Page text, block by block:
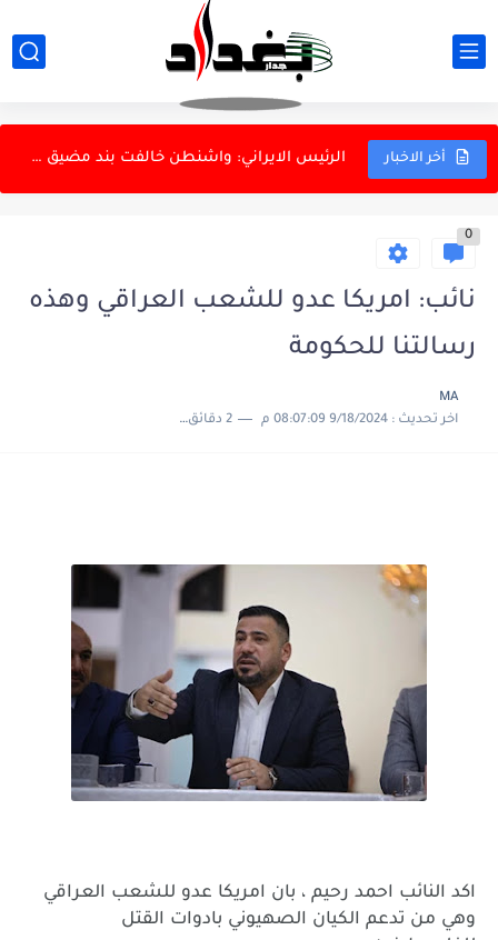
أخر الاخبار
عراقجي: اتفاق مضيق هرمز بات قريبًا
الرئيس الايراني: واشنطن خالفت بند مضيق هرمز
تظاهرات في دهوك وإغلاق للطرق احتجاجاً على ارتفاع أسعار البانزين
ولايتي: القوات الأجنبية سبب عدم الأمن
0
نائب: امريكا عدو للشعب العراقي وهذه
رسالتنا للحكومة
MA
اخر تحديث :9/18/2024 08:07:09 م 2 دقائق للقراءة
اكد النائب احمد رحيم ، بان امريكا عدو للشعب العراقي
وهي من تدعم الكيان الصهيوني بادوات القتل